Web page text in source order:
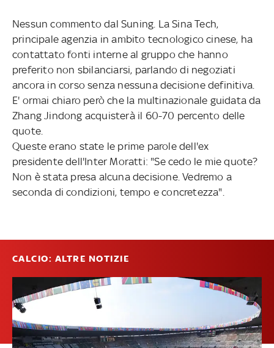
Nessun commento dal Suning. La Sina Tech,
principale agenzia in ambito tecnologico cinese, ha
contattato fonti interne al gruppo che hanno
preferito non sbilanciarsi, parlando di negoziati
ancora in corso senza nessuna decisione definitiva.
E' ormai chiaro però che la multinazionale guidata da
Zhang Jindong acquisterà il 60-70 percento delle
quote.
Queste erano state le prime parole dell'ex
presidente dell'Inter Moratti: "Se cedo le mie quote?
Non è stata presa alcuna decisione. Vedremo a
seconda di condizioni, tempo e concretezza".
CALCIO: ALTRE NOTIZIE